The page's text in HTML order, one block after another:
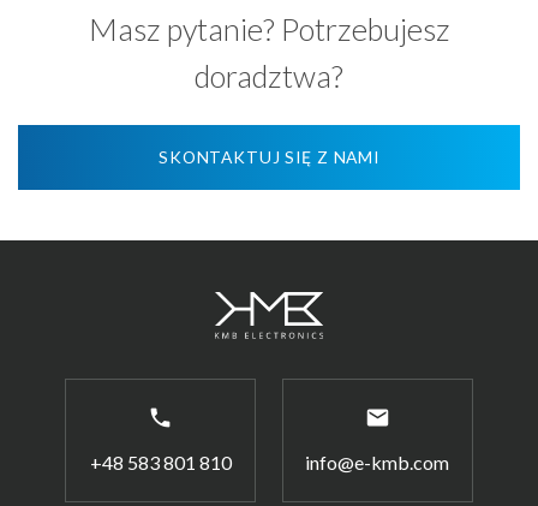
Masz pytanie? Potrzebujesz
doradztwa?
SKONTAKTUJ SIĘ Z NAMI
phone
+48 583 801 810
email
info@e-kmb.com